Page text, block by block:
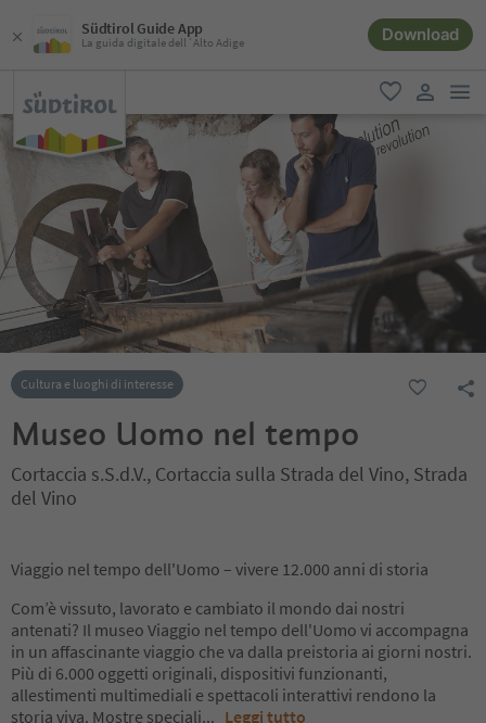
Südtirol Guide App
La guida digitale dell´Alto Adige Download
favoriti
Cultura e luoghi di interesse
Museo Uomo nel tempo
Cortaccia s.S.d.V., Cortaccia sulla Strada del Vino, Strada
del Vino
Viaggio nel tempo dell'Uomo – vivere 12.000 anni di storia
Com’è vissuto, lavorato e cambiato il mondo dai nostri
antenati? Il museo Viaggio nel tempo dell'Uomo vi accompagna
in un affascinante viaggio che va dalla preistoria ai giorni nostri.
Più di 6.000 oggetti originali, dispositivi funzionanti,
allestimenti multimediali e spettacoli interattivi rendono la
storia viva. Mostre speciali... Leggi tutto